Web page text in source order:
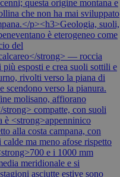
questa origine montana e
che non ha mai sviluppato
p><h3>Geologia, suoli,
è eterogeneo come
del
strong> — roccia
esposti e crea suoli sottili e
rivolti verso la piana di
scendono verso la pianura.
molisano, affiorano
compatte, con suoli
<strong>appenninico
alla costa campana, con
ma meno afose rispetto
e i 1000 mm
meridionale e si
asciutte estive sono